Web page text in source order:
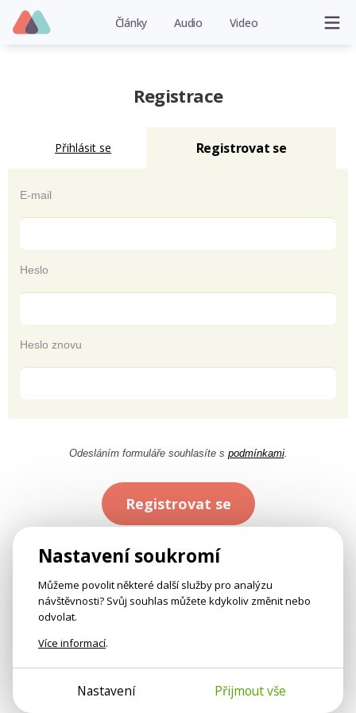
Články Audio Video
Registrace
Přihlásit se Registrovat se
E-mail
Heslo
Heslo znovu
Odesláním formuláře souhlasíte s podmínkami.
Registrovat se
Nastavení soukromí
Můžeme povolit některé další služby pro analýzu
návštěvnosti? Svůj souhlas můžete kdykoliv změnit nebo
odvolat.
Více informací.
Nastavení Přijmout vše